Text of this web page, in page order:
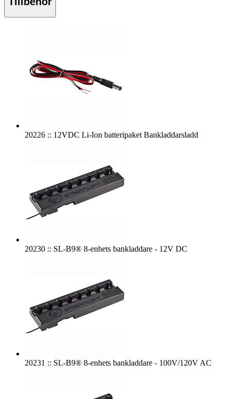
20226 :: 12VDC Li-Ion batteripaket Bankladdarsladd
20230 :: SL-B9® 8-enhets bankladdare - 12V DC
20231 :: SL-B9® 8-enhets bankladdare - 100V/120V AC